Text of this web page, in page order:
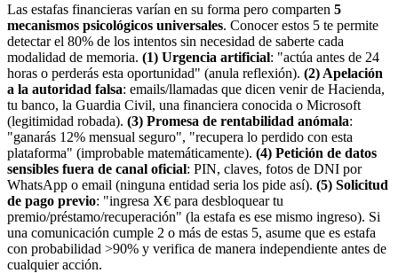
Las estafas financieras varían en su forma pero comparten 5
mecanismos psicológicos universales. Conocer estos 5 te permite
detectar el 80% de los intentos sin necesidad de saberte cada
modalidad de memoria. (1) Urgencia artificial: "actúa antes de 24
horas o perderás esta oportunidad" (anula reflexión). (2) Apelación
a la autoridad falsa: emails/llamadas que dicen venir de Hacienda,
tu banco, la Guardia Civil, una financiera conocida o Microsoft
(legitimidad robada). (3) Promesa de rentabilidad anómala:
"ganarás 12% mensual seguro", "recupera lo perdido con esta
plataforma" (improbable matemáticamente). (4) Petición de datos
sensibles fuera de canal oficial: PIN, claves, fotos de DNI por
WhatsApp o email (ninguna entidad seria los pide así). (5) Solicitud
de pago previo: "ingresa X€ para desbloquear tu
premio/préstamo/recuperación" (la estafa es ese mismo ingreso). Si
una comunicación cumple 2 o más de estas 5, asume que es estafa
con probabilidad >90% y verifica de manera independiente antes de
cualquier acción.